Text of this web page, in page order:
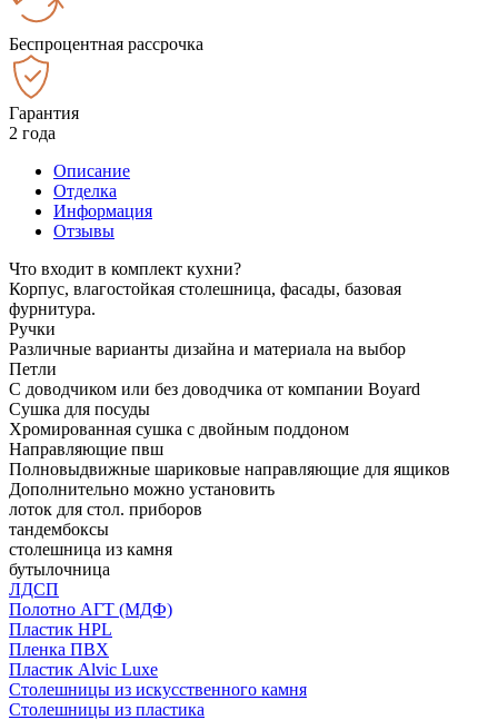
Беспроцентная рассрочка
Гарантия
2 года
Описание
Отделка
Информация
Отзывы
Что входит в комплект кухни?
Корпус, влагостойкая столешница, фасады, базовая
фурнитура.
Ручки
Различные варианты дизайна и материала на выбор
Петли
С доводчиком или без доводчика от компании Boyard
Сушка для посуды
Хромированная сушка с двойным поддоном
Направляющие пвш
Полновыдвижные шариковые направляющие для ящиков
Дополнительно можно установить
лоток для стол. приборов
тандембоксы
столешница из камня
бутылочница
ЛДСП
Полотно АГТ (МДФ)
Пластик HPL
Пленка ПВХ
Пластик Alvic Luxe
Столешницы из искусственного камня
Столешницы из пластика